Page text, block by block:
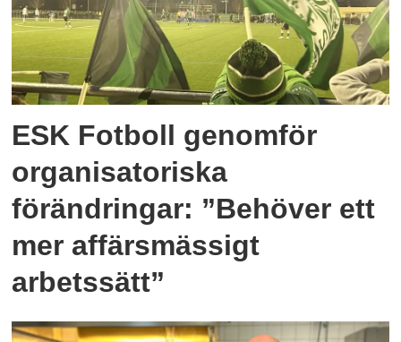
ESK Fotboll genomför
organisatoriska
förändringar: ”Behöver ett
mer affärsmässigt
arbetssätt”